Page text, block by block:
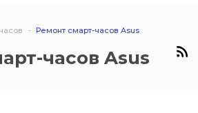
Ремонт смарт-часов Asus
часов Asus